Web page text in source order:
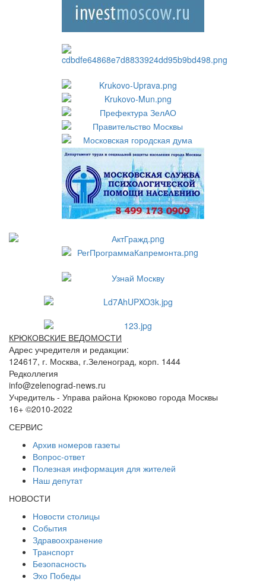
КРЮКОВСКИЕ ВЕДОМОСТИ
Адрес учредителя и редакции:
124617, г. Москва, г.Зеленоград, корп. 1444
Редколлегия
info@zelenograd-news.ru
Учредитель - Управа района Крюково города Москвы
16+ ©2010-2022
СЕРВИС
Архив номеров газеты
Вопрос-ответ
Полезная информация для жителей
Наш депутат
НОВОСТИ
Новости столицы
События
Здравоохранение
Транспорт
Безопасность
Эхо Победы